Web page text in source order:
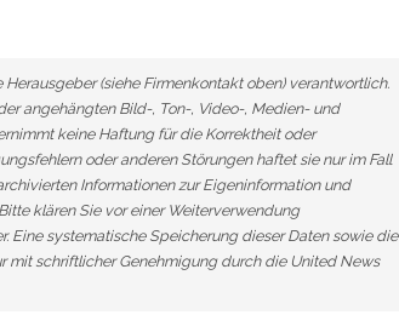
(siehe Firmenkontakt oben) verantwortlich.
angehängten Bild-, Ton-, Video-, Medien- und
keine Haftung für die Korrektheit oder
oder anderen Störungen haftet sie nur im Fall
Informationen zur Eigeninformation und
klären Sie vor einer Weiterverwendung
Eine systematische Speicherung dieser Daten sowie die
mit schriftlicher Genehmigung durch die United News